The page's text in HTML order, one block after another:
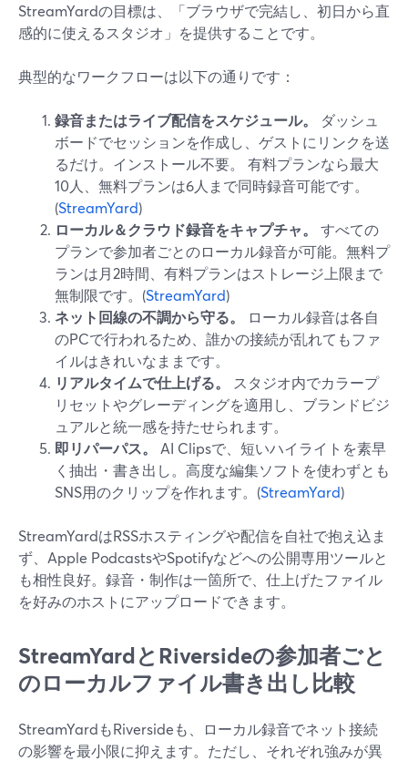
StreamYardの目標は、「ブラウザで完結し、初日から直
感的に使えるスタジオ」を提供することです。
典型的なワークフローは以下の通りです：
録音またはライブ配信をスケジュール。
ダッシュ
ボードでセッションを作成し、ゲストにリンクを送
るだけ。インストール不要。 有料プランなら最大
10人、無料プランは6人まで同時録音可能です。
(StreamYard)
ローカル＆クラウド録音をキャプチャ。
すべての
プランで参加者ごとのローカル録音が可能。無料プ
ランは月2時間、有料プランはストレージ上限まで
無制限です。(StreamYard)
ネット回線の不調から守る。
ローカル録音は各自
のPCで行われるため、誰かの接続が乱れてもファ
イルはきれいなままです。
リアルタイムで仕上げる。
スタジオ内でカラープ
リセットやグレーディングを適用し、ブランドビジ
ュアルと統一感を持たせられます。
即リパーパス。
AI Clipsで、短いハイライトを素早
く抽出・書き出し。高度な編集ソフトを使わずとも
SNS用のクリップを作れます。(StreamYard)
StreamYardはRSSホスティングや配信を自社で抱え込ま
ず、Apple PodcastsやSpotifyなどへの公開専用ツールと
も相性良好。録音・制作は一箇所で、仕上げたファイル
を好みのホストにアップロードできます。
StreamYardとRiversideの参加者ごと
のローカルファイル書き出し比較
StreamYardもRiversideも、ローカル録音でネット接続
の影響を最小限に抑えます。ただし、それぞれ強みが異